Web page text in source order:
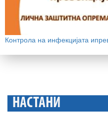
Контрола на инфекцијата
НАСТАНИ